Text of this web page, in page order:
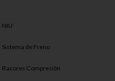
NIU
Sistema de Freno
Racores Compresión